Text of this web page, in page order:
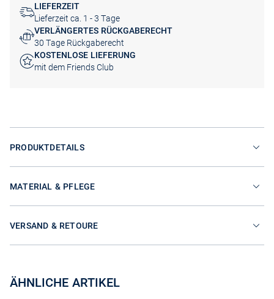
LIEFERZEIT
Lieferzeit ca. 1 - 3 Tage
VERLÄNGERTES RÜCKGABERECHT
30 Tage Rückgaberecht
KOSTENLOSE LIEFERUNG
mit dem Friends Club
PRODUKTDETAILS
MATERIAL & PFLEGE
VERSAND & RETOURE
ÄHNLICHE ARTIKEL